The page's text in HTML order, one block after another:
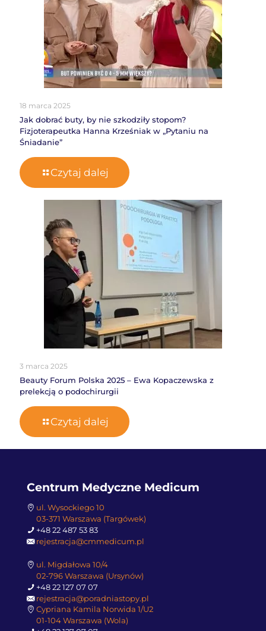
18 marca 2025
Jak dobrać buty, by nie szkodziły stopom?
Fizjoterapeutka Hanna Krześniak w „Pytaniu na
Śniadanie”
Czytaj dalej
3 marca 2025
Beauty Forum Polska 2025 – Ewa Kopaczewska z
prelekcją o podochirurgii
Czytaj dalej
Centrum Medyczne Medicum
ul. Wysockiego 10
03-371 Warszawa (Targówek)
+48 22 487 53 83
rejestracja@cmmedicum.pl
ul. Migdałowa 10/4
02-796 Warszawa (Ursynów)
+48 22 127 07 07
rejestracja@poradniastopy.pl
Cypriana Kamila Norwida 1/U2
01-104 Warszawa (Wola)